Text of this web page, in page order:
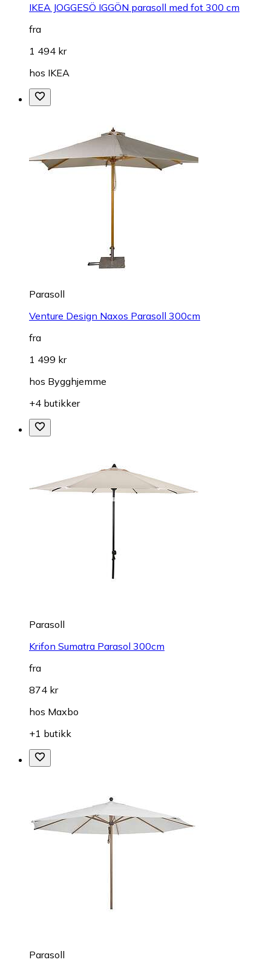
IKEA JOGGESÖ IGGÖN parasoll med fot 300 cm
fra
1 494 kr
hos IKEA
Parasoll
Venture Design Naxos Parasoll 300cm
fra
1 499 kr
hos Bygghjemme
+4 butikker
Parasoll
Krifon Sumatra Parasol 300cm
fra
874 kr
hos Maxbo
+1 butikk
Parasoll